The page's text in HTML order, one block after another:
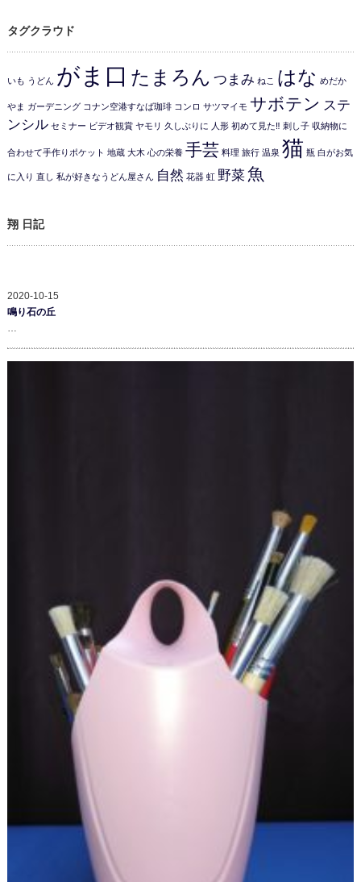
タグクラウド
いも うどん がま口 たまろん つまみ ねこ はな めだか
やま ガーデニング コナン空港すなば珈琲 コンロ サツマイモ サボテン ステ
ンシル セミナー ビデオ観賞 ヤモリ 久しぶりに 人形 初めて見た‼️ 刺し子 収納物に
合わせて手作りポケット 地蔵 大木 心の栄養 手芸 料理 旅行 温泉 猫 瓶 白がお気
に入り 直し 私が好きなうどん屋さん 自然 花器 虹 野菜魚
翔 日記
2020-10-15
鳴り石の丘